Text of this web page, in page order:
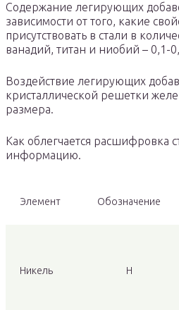
Содержание легирующих
зависимости от того, какие
присутствовать в стали в
ванадий, титан и ниобий – 0,1-
Воздействие легирующих
кристаллической решетки
размера.
Как облегчается расшифровка
информацию.
Элемент Обозначение
Никель Н